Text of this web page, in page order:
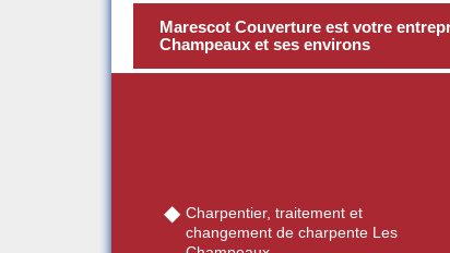
Marescot Couverture est votre
Champeaux et ses environs
Charpentier, traitement et
changement de charpente Les